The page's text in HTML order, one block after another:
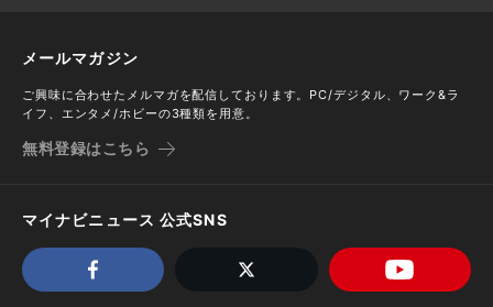
メールマガジン
ご興味に合わせたメルマガを配信しております。PC/デジタル、ワーク&ラ
イフ、エンタメ/ホビーの3種類を用意。
無料登録はこちら
マイナビニュース 公式SNS